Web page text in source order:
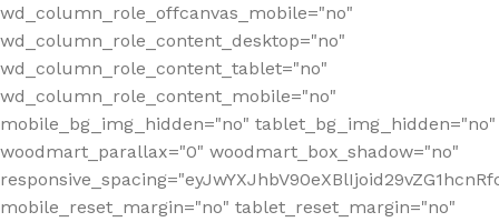
wd_column_role_offcanvas_mobile="no"
wd_column_role_content_desktop="no"
wd_column_role_content_tablet="no"
wd_column_role_content_mobile="no"
mobile_bg_img_hidden="no" tablet_bg_img_hidden="no"
woodmart_parallax="0" woodmart_box_shadow="no"
mobile_reset_margin="no" tablet_reset_margin="no"